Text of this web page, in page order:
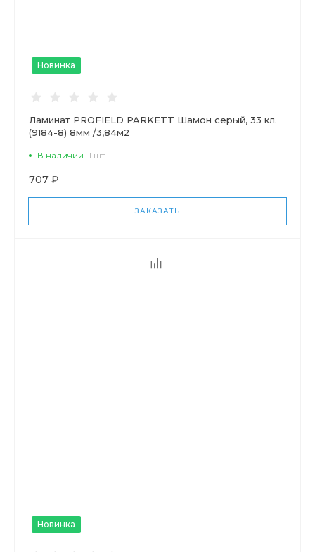
Новинка
Ламинат PROFIELD PARKETT Шамон серый, 33 кл.
(9184-8) 8мм /3,84м2
В наличии 1 шт
707 ₽
ЗАКАЗАТЬ
Новинка